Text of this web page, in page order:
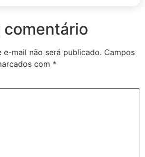
comentário
e-mail não será publicado. Campos
com *